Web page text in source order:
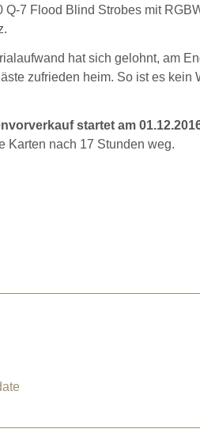
7 Flood Blind Strobes mit
hat sich gelohnt, am
zufrieden heim. So ist es kein
startet am
Karten nach 17 Stunden weg.